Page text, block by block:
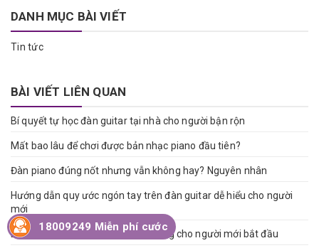
DANH MỤC BÀI VIẾT
Tin tức
BÀI VIẾT LIÊN QUAN
Bí quyết tự học đàn guitar tại nhà cho người bận rộn
Mất bao lâu để chơi được bản nhạc piano đầu tiên?
Đàn piano đúng nốt nhưng vẫn không hay? Nguyên nhân
Hướng dẫn quy ước ngón tay trên đàn guitar dễ hiểu cho người
mới
Bật mí 5 bước học piano thành công cho người mới bắt đầu
18009249 Miễn phí cước